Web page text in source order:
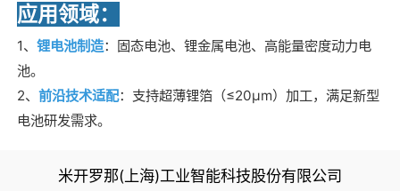
应用领域：
1、锂电池制造：固态电池、锂金属电池、高能量密度动力电
池。
2、前沿技术适配：支持超薄锂箔（≤20μm）加工，满足新型
电池研发需求。
米开罗那(上海)工业智能科技股份有限公司